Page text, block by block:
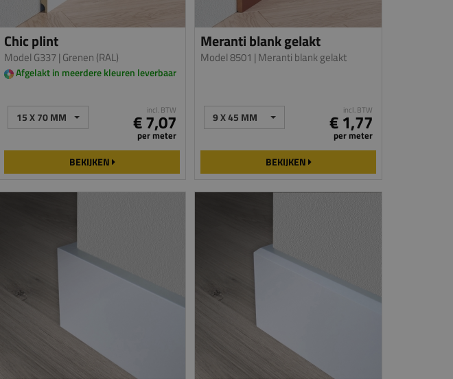
Chic plint
Model G337 | Grenen (RAL)
Afgelakt in meerdere kleuren leverbaar
15 X 70 MM incl. BTW
€ 7,07
per meter
BEKIJKEN
Meranti blank gelakt
Model 8501 | Meranti blank gelakt
9 X 45 MM incl. BTW
€ 1,77
per meter
BEKIJKEN